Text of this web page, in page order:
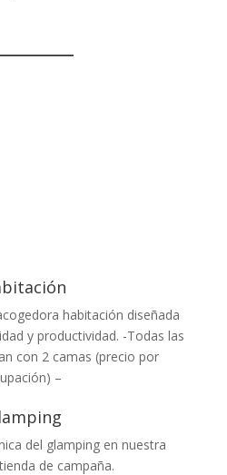
habitación diseñada
y productividad. -Todas las
con 2 camas (precio por
–
del glamping en nuestra
de campaña.